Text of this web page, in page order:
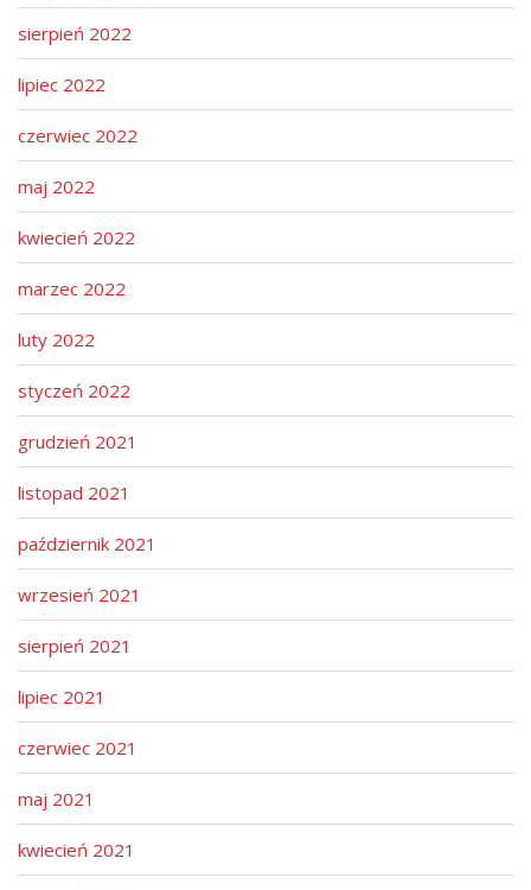
sierpień 2022
lipiec 2022
czerwiec 2022
maj 2022
kwiecień 2022
marzec 2022
luty 2022
styczeń 2022
grudzień 2021
listopad 2021
październik 2021
wrzesień 2021
sierpień 2021
lipiec 2021
czerwiec 2021
maj 2021
kwiecień 2021